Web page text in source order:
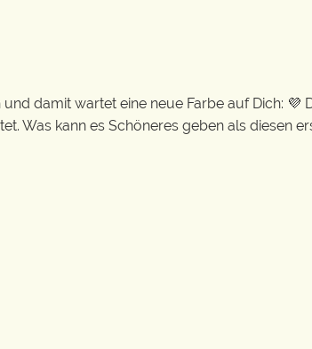
damit wartet eine neue Farbe auf Dich: 💜
Was kann es Schöneres geben als diesen